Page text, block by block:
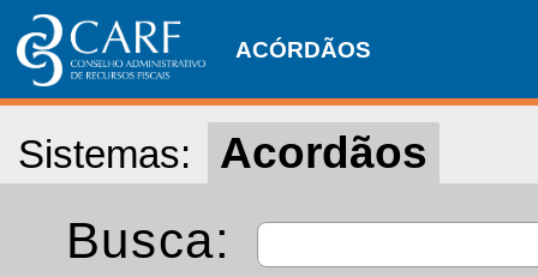
ACÓRDÃOS
Sistemas: Acordãos
Busca: